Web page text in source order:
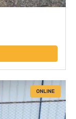
ONLINE